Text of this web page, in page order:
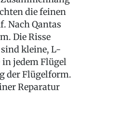
die feinen
Nach Qantas
Die Risse
kleine, L-
jedem Flügel
der Flügelform.
Reparatur